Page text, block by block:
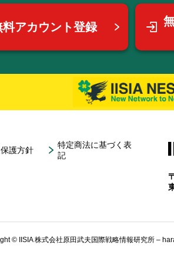
料アカウント登録
護方針
特定商法に基づく表
記
© IISIA 株式会社原田武夫国際戦略情報研究所 –